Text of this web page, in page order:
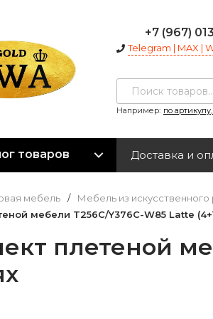
+7 (967)
Telegram | MAX |
Например: по
товаров Доставка и
мебель /
Мебель из искусственного
мебели T256C/Y376C-W85 Latte
плетеной